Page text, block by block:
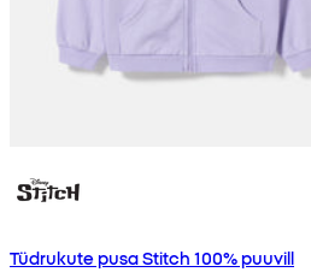
Tüdrukute pusa Stitch 100% puuvill